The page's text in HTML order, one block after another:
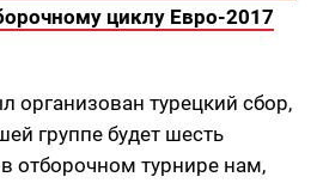
циклу Евро-2017
организован турецкий сбор,
группе будет шесть
отборочном турнире нам,